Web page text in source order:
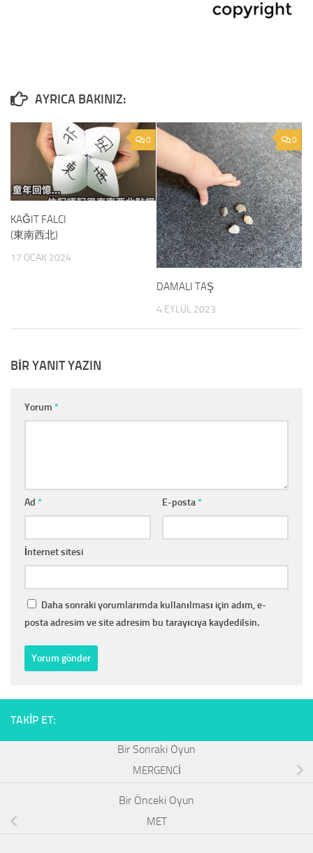
0
KAĞIT FALCI
(東南西北)
17 OCAK 2024
0
DAMALI TAŞ
4 EYLÜL 2023
BIR YANIT YAZIN
Yorum *
Ad * E-posta*
İnternet sitesi
Daha sonraki yorumlarımda kullanılması için adım, e-
posta adresim ve site adresim bu tarayıcıya kaydedilsin.
TAKIP ET:
MERGENCİ
MET